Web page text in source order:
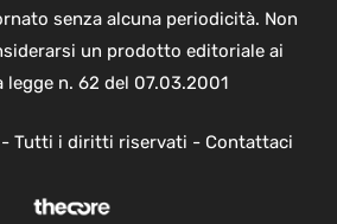
senza alcuna periodicità. Non
un prodotto editoriale ai
legge n. 62 del 07.03.2001
Tutti i diritti riservati - Contattaci